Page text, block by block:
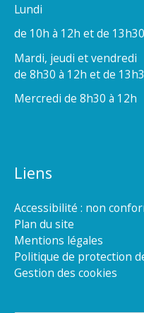
Lundi
de 10h à 12h et de
Mardi, jeudi et vendredi
de 8h30 à 12h et de
Mercredi de 8h30 à 12h
Liens
Accessibilité : non
Plan du site
Mentions légales
Politique de protection
Gestion des cookies